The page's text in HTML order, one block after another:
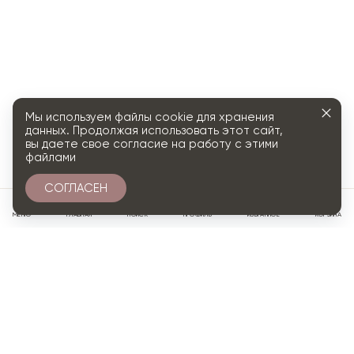
МЕНЮ ГЛАВНАЯ ПОИСК ПРОФИЛЬ ИЗБРАННОЕ КОРЗИНА
Мы используем файлы cookie для хранения
данных. Продолжая использовать этот сайт,
вы даете свое согласие на работу с этими
файлами
СОГЛАСЕН